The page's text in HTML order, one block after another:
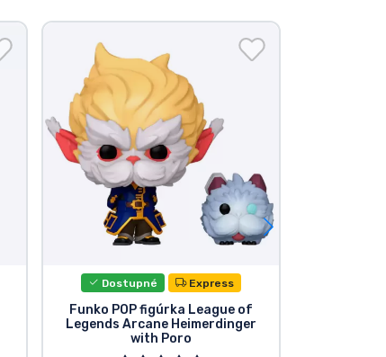
Dostupné Express
Funko POP figúrka League of
Legends Arcane Heimerdinger
with Poro